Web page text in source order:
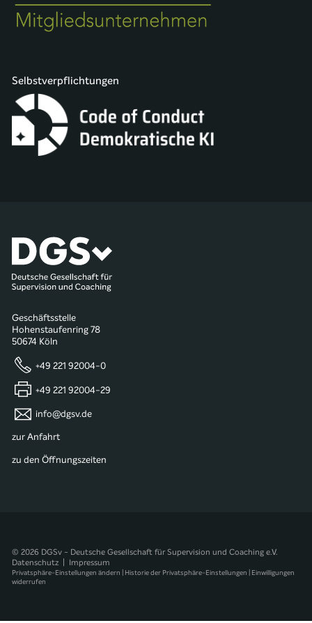
Selbstverpflichtungen
Geschäftsstelle
Hohenstaufenring 78
50674 Köln
+49 221 92004-0
+49 221 92004-29
info@dgsv.de
zur Anfahrt
zu den Öffnungszeiten
© 2026 DGSv - Deutsche Gesellschaft für Supervision und Coaching e.V.
Datenschutz
Impressum
Privatsphäre-Einstellungen ändern Historie der Privatsphäre-Einstellungen
Einwilligungen
widerrufen